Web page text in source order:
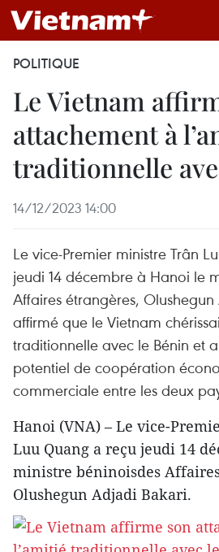
POLITIQUE
Le Vietnam
attachement à
traditionnelle
14/12/2023 14:00
Le vice-Premier ministre Trân
jeudi 14 décembre à Hanoi le
Affaires étrangères,
affirmé que le Vietnam
traditionnelle avec le Bénin et
potentiel de coopération
commerciale entre les deux
Hanoi (VNA) – Le vice-
Luu Quang a reçu jeudi 14
ministre béninoisdes
Olushegun Adjadi Bakari.